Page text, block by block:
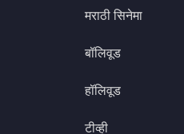
मराठी सिनेमा
बॉलिवूड
हॉलिवूड
टीव्ही